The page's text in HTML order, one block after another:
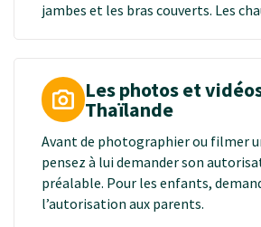
jambes et les bras couverts. Les
direction du Bouddha. Le
la religion dominante en Thailande,
influent fortement sur la vie
moines bouddhistes jouent un rôle
société, et les gens participent
bouddhistes, font des offrandes
assistent à des cérémonies
Les photos et
Thaïlande
Avant de photographier ou filmer
pensez à lui demander son
préalable. Pour les enfants,
l’autorisation aux parents.